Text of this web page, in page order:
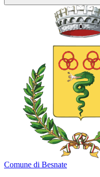
Comune di Besnate